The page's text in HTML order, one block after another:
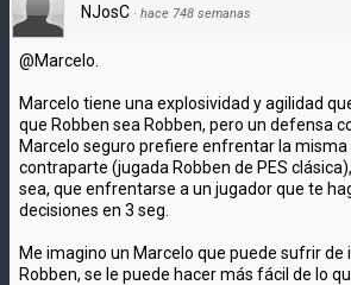
NJosC · hace 748 semanas
@Marcelo.
Marcelo tiene una explosividad y agilidad
que Robben sea Robben, pero un defensa
Marcelo seguro prefiere enfrentar la misma
contraparte (jugada Robben de PES
sea, que enfrentarse a un jugador que te
decisiones en 3 seg.
Me imagino un Marcelo que puede sufrir de
Robben, se le puede hacer más fácil de lo